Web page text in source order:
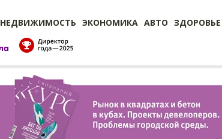
НЕДВИЖИМОСТЬ ЭКОНОМИКА АВТО ЗДОРОВЬЕ